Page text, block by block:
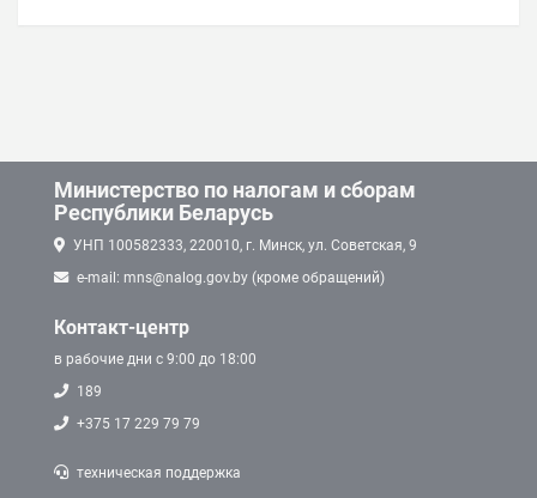
Министерство по налогам и сборам
Республики Беларусь
УНП 100582333, 220010, г. Минск, ул. Советская, 9
e-mail: mns@nalog.gov.by (кроме обращений)
Контакт-центр
в рабочие дни с 9:00 до 18:00
189
+375 17 229 79 79
техническая поддержка